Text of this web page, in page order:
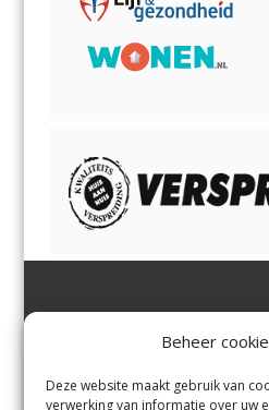
Beheer
Deze website maakt gebruik van
verwerking van informatie over uw
Margadantstraat 34
0255-533900
info@jutter.nlofinfo@hofgee